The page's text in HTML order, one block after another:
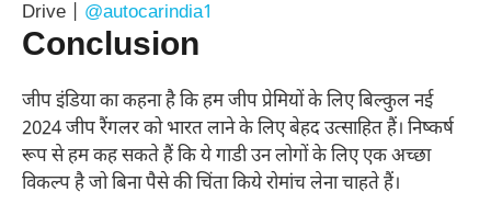
Drive | @autocarindia1
Conclusion
जीप इंडिया का कहना है कि हम जीप प्रेमियों के लिए बिल्कुल नई
2024 जीप रैंगलर को भारत लाने के लिए बेहद उत्साहित हैं। निष्कर्ष
रूप से हम कह सकते हैं कि ये गाडी उन लोगों के लिए एक अच्छा
विकल्प है जो बिना पैसे की चिंता किये रोमांच लेना चाहते हैं।